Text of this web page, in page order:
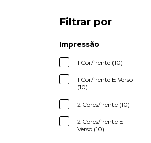
Filtrar por
Impressão
1 Cor/frente (10)
1 Cor/frente E Verso
(10)
2 Cores/frente (10)
2 Cores/frente E
Verso (10)